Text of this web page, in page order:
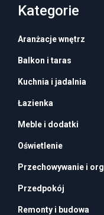
Kategorie
Aranżacje wnętrz
Balkon i taras
Kuchnia i jadalnia
Łazienka
Meble i dodatki
Oświetlenie
Przechowywanie i
Przedpokój
Remonty i budowa